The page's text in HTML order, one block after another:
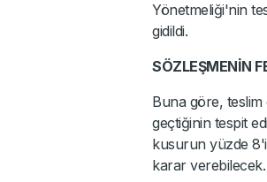
Yönetmeliği'nin
gidildi.
SÖZLEŞMENİN
Buna göre, teslim
geçtiğinin tespit
kusurun yüzde 8'i
karar verebilecek.